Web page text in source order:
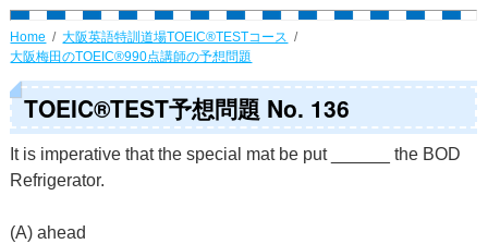
Home
大阪英語特訓道場TOEIC®TESTコース
大阪梅田のTOEIC®990点講師の予想問題
TOEIC®TEST予想問題 No. 136
It is imperative that the special mat be put ______ the BOD
Refrigerator.
(A) ahead